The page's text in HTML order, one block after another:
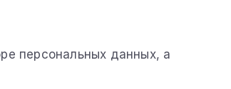
персональных данных, а